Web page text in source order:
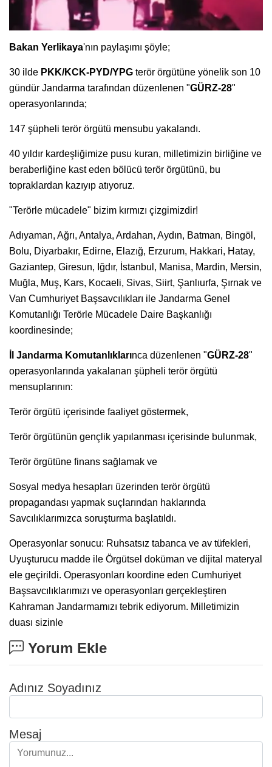
Bakan Yerlikaya'nın paylaşımı şöyle;
30 ilde PKK/KCK-PYD/YPG terör örgütüne yönelik son 10
gündür Jandarma tarafından düzenlenen "GÜRZ-28"
operasyonlarında;
147 şüpheli terör örgütü mensubu yakalandı.
40 yıldır kardeşliğimize pusu kuran, milletimizin birliğine ve
beraberliğine kast eden bölücü terör örgütünü, bu
topraklardan kazıyıp atıyoruz.
"Terörle mücadele" bizim kırmızı çizgimizdir!
Adıyaman, Ağrı, Antalya, Ardahan, Aydın, Batman, Bingöl,
Bolu, Diyarbakır, Edirne, Elazığ, Erzurum, Hakkari, Hatay,
Gaziantep, Giresun, Iğdır, İstanbul, Manisa, Mardin, Mersin,
Muğla, Muş, Kars, Kocaeli, Sivas, Siirt, Şanlıurfa, Şırnak ve
Van Cumhuriyet Başsavcılıkları ile Jandarma Genel
Komutanlığı Terörle Mücadele Daire Başkanlığı
koordinesinde;
İl Jandarma Komutanlıklarınca düzenlenen "GÜRZ-28"
operasyonlarında yakalanan şüpheli terör örgütü
mensuplarının:
Terör örgütü içerisinde faaliyet göstermek,
Terör örgütünün gençlik yapılanması içerisinde bulunmak,
Terör örgütüne finans sağlamak ve
Sosyal medya hesapları üzerinden terör örgütü
propagandası yapmak suçlarından haklarında
Savcılıklarımızca soruşturma başlatıldı.
Operasyonlar sonucu: Ruhsatsız tabanca ve av tüfekleri,
Uyuşturucu madde ile Örgütsel doküman ve dijital materyal
ele geçirildi. Operasyonları koordine eden Cumhuriyet
Başsavcılıklarımızı ve operasyonları gerçekleştiren
Kahraman Jandarmamızı tebrik ediyorum. Milletimizin
duası sizinle
Yorum Ekle
Adınız Soyadınız
Mesaj